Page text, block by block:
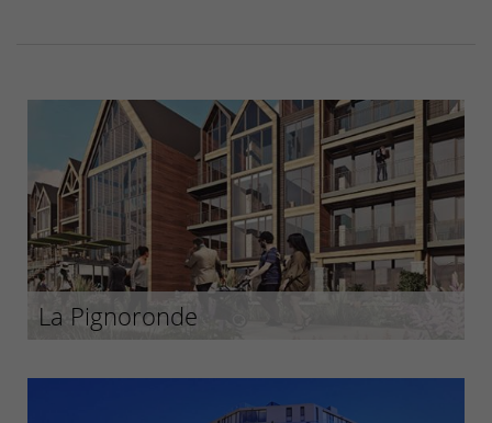
La Pignoronde